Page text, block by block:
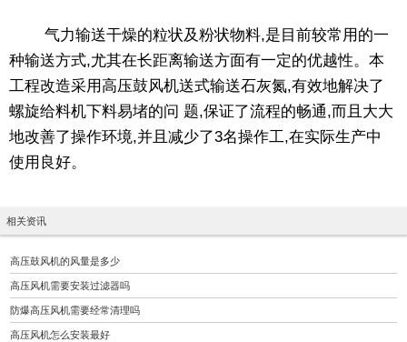
气力输送干燥的粒状及粉状物料,是目前较常用的一
种输送方式,尤其在长距离输送方面有一定的优越性。本
工程改造采用高压鼓风机送式输送石灰氮,有效地解决了
螺旋给料机下料易堵的问 题,保证了流程的畅通,而且大大
地改善了操作环境,并且减少了3名操作工,在实际生产中
使用良好。
相关资讯
高压鼓风机的风量是多少
高压风机需要安装过滤器吗
防爆高压风机需要经常清理吗
高压风机怎么安装最好